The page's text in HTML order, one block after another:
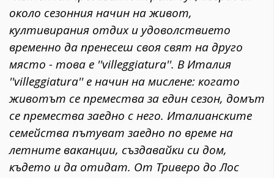
около сезонния начин на живот,
култивирания отдих и удоволствието
временно да пренесеш своя свят на друго
място - това е ''villeggiatura''. В Италия
''villeggiatura'' е начин на мислене: когато
животът се премества за един сезон, домът
се премества заедно с него. Италианските
семейства пътуват заедно по време на
летните ваканции, създавайки си дом,
където и да отидат. От Триверо до Лос